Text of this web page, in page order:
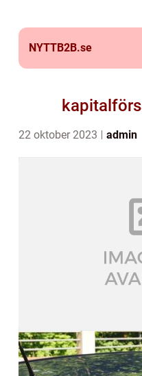
NYTTB2B.se
22 oktober 2023 admin